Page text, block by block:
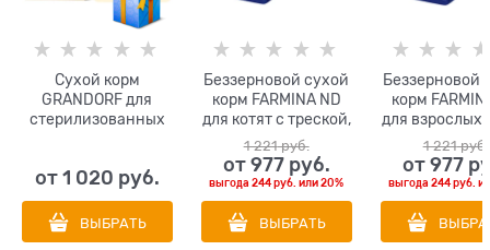
Сухой корм
GRANDORF для
стерилизованных
Rabbit/Turkey
STERILISED
от 1 020 руб.
ВЫБРАТЬ
Беззерновой cухой
корм FARMINA ND
для котят с треской,
креветками, тыквой
и дыней
1 221 руб.
от 977 руб.
выгода244 руб. или20%
ВЫБРАТЬ
Беззерновой
корм
для взрослых
с рыбой
тыквой и
1 221 руб.
от 977
выгода244 руб.